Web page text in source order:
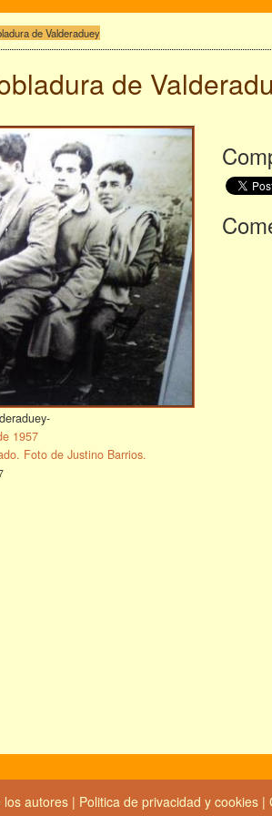
de Valderaduey
de
1957
Foto de Justino Barrios.
los autores| Politica de privacidad y cookies |